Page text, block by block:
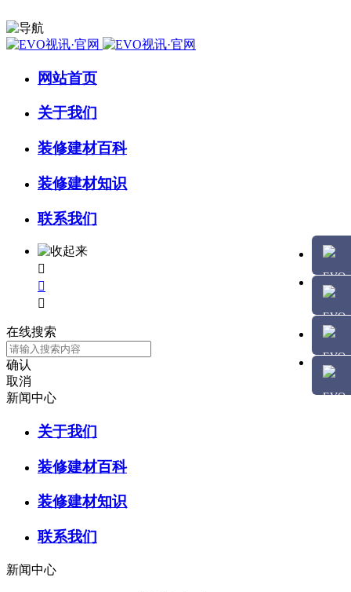
网站首页
关于我们
装修建材百科
装修建材知识
联系我们



在线搜索
确认
取消
新闻中心
关于我们
装修建材百科
装修建材知识
联系我们
新闻中心